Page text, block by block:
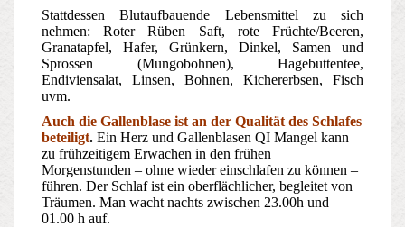
Stattdessen Blutaufbauende Lebensmittel zu sich
nehmen: Roter Rüben Saft, rote Früchte/Beeren,
Granatapfel, Hafer, Grünkern, Dinkel, Samen und
Sprossen (Mungobohnen), Hagebuttentee,
Endiviensalat, Linsen, Bohnen, Kichererbsen, Fisch
uvm.
Auch die Gallenblase ist an der Qualität des Schlafes
beteiligt. Ein Herz und Gallenblasen QI Mangel kann
zu frühzeitigem Erwachen in den frühen
Morgenstunden – ohne wieder einschlafen zu können –
führen. Der Schlaf ist ein oberflächlicher, begleitet von
Träumen. Man wacht nachts zwischen 23.00h und
01.00 h auf.